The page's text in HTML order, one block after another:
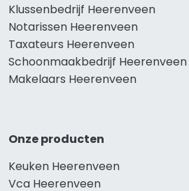
Klussenbedrijf Heerenveen
Notarissen Heerenveen
Taxateurs Heerenveen
Schoonmaakbedrijf Heerenveen
Makelaars Heerenveen
Onze producten
Keuken Heerenveen
Vca Heerenveen